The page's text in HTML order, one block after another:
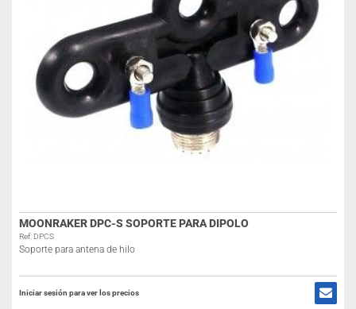
MOONRAKER DPC-S SOPORTE PARA DIPOLO
Ref: DPCS
Soporte para antena de hilo
Iniciar sesión para ver los precios